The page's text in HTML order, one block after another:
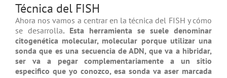
Técnica del FISH
Ahora nos vamos a centrar en la técnica del FISH y cómo
se desarrolla. Esta herramienta se suele denominar
citogenética molecular, molecular porque utilizar una
sonda que es una secuencia de ADN, que va a hibridar,
ser va a pegar complementariamente a un sitio
especifico que yo conozco, esa sonda va aser marcada